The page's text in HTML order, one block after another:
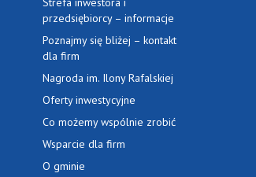
przedsiębiorcy – informacje
Poznajmy się bliżej – kontakt
dla firm
Nagroda im. Ilony Rafalskiej
Oferty inwestycyjne
Co możemy wspólnie zrobić
Wsparcie dla firm
O gminie